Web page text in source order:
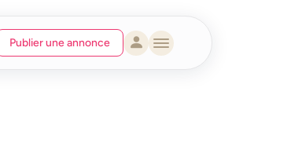
Publier une annonce